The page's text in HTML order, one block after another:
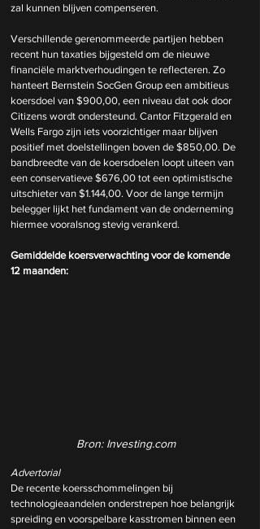
zal kunnen blijven compenseren.
Verschillende gerenommeerde partijen hebben
recent hun taxaties bijgesteld om de nieuwe
financiële marktverhoudingen te reflecteren. Zo
hanteert Bernstein SocGen Group een ambitieus
koersdoel van $900,00, een niveau dat ook door
Citizens wordt ondersteund. Cantor Fitzgerald en
Wells Fargo zijn iets voorzichtiger maar blijven
positief met doelstellingen boven de $850,00. De
bandbreedte van de koersdoelen loopt uiteen van
een conservatieve $676,00 tot een optimistische
uitschieter van $1.144,00. Voor de lange termijn
belegger lijkt het fundament van de onderneming
hiermee vooralsnog stevig verankerd.
Gemiddelde koersverwachting voor de komende
12 maanden:
Bron: Investing.com
Advertorial
De recente koersschommelingen bij
technologieaandelen onderstrepen hoe belangrijk
spreiding en voorspelbare kasstromen binnen een